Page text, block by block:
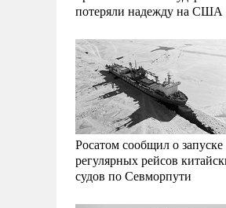
потеряли надежду на США
Росатом сообщил о запуске
регулярных рейсов
судов по Севморпути